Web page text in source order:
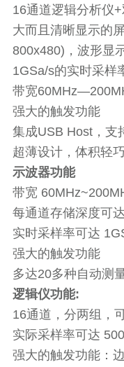
16通道逻辑分析仪
大而且清晰显示的
800x480)，波形显
1GSa/s的实时采样
带宽
强大的触发功能
集成USB Host，支
超薄设计，体积轻
示波器功能
带宽
每通道存储深度可
实时采样率可达
强大的触发功能
多达20多种自动测
逻辑仪功能:
16通道，分两组，
实际采样率可达
强大的触发功能：